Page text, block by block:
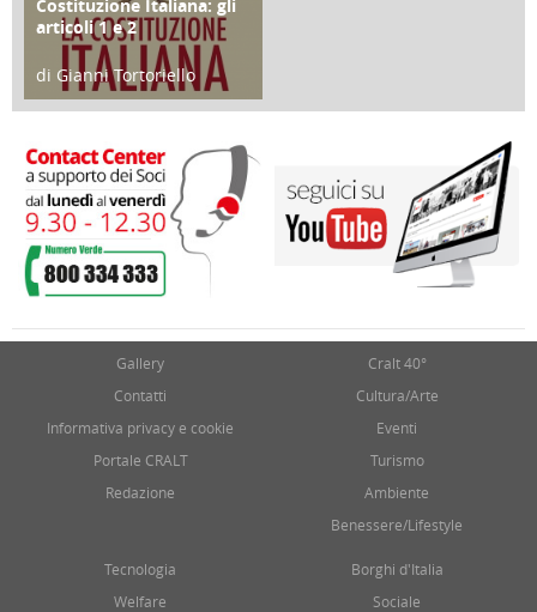
Costituzione Italiana: gli
articoli 1 e 2
di Gianni Tortoriello
17 Marzo 2018
Gallery
Contatti
Informativa privacy e cookie
Portale CRALT
Redazione
Cralt 40°
Cultura/Arte
Eventi
Turismo
Ambiente
Benessere/Lifestyle
Tecnologia
Welfare
Borghi d'Italia
Sociale